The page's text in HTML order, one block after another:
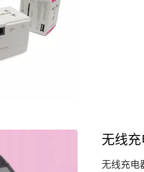
无线
无线充电